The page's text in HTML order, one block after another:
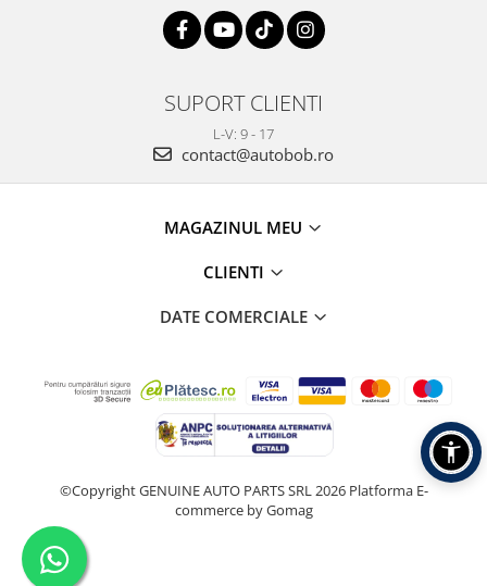
SUPORT CLIENTI
L-V: 9 - 17
contact@autobob.ro
MAGAZINUL MEU
CLIENTI
DATE COMERCIALE
©Copyright GENUINE AUTO PARTS SRL 2026 Platforma E-
commerce by Gomag